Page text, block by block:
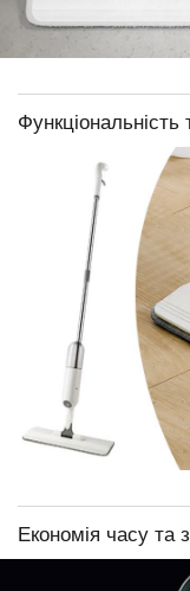
Функціональність
Економія часу та